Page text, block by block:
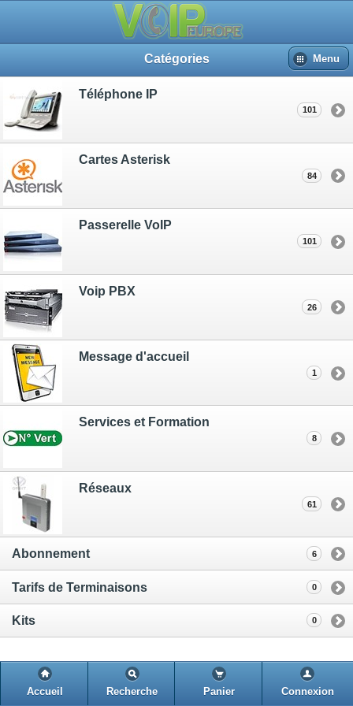
Catégories Menu
Téléphone IP
101
Cartes Asterisk
84
Passerelle VoIP
101
Voip PBX
26
Message d'accueil
1
Services et Formation
8
Réseaux
61
Abonnement 6
Tarifs de Terminaisons 0
Kits 0
Accueil Recherche Panier Connexion